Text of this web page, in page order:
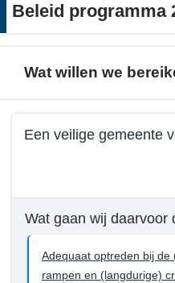
Beleid programma
Wat willen we
Beleid
programma
Een veilige gemeente
Beleid
programma
Wat gaan wij daarvoor
Adequaat optreden bij de
rampen en (langdurige)